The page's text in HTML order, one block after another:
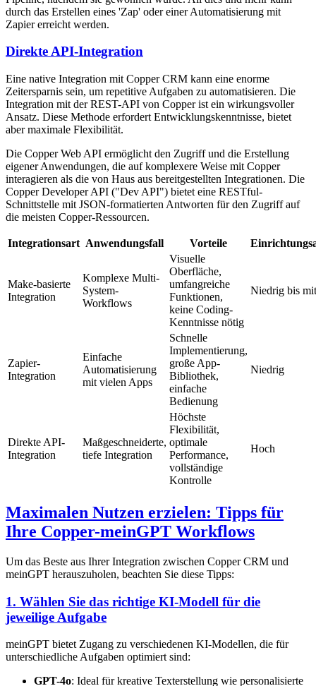
durch das Erstellen eines 'Zap' oder einer Automatisierung mit
Zapier erreicht werden.
Direkte API-Integration
Eine native Integration mit Copper CRM kann eine enorme
Zeitersparnis sein, um repetitive Aufgaben zu automatisieren. Die
Integration mit der REST-API von Copper ist ein wirkungsvoller
Ansatz. Diese Methode erfordert Entwicklungskenntnisse, bietet
aber maximale Flexibilität.
Die Copper Web API ermöglicht den Zugriff und die Erstellung
eigener Anwendungen, die auf komplexere Weise mit Copper
interagieren als die von Haus aus bereitgestellten Integrationen. Die
Copper Developer API ("Dev API") bietet eine RESTful-
Schnittstelle mit JSON-formatierten Antworten für den Zugriff auf
die meisten Copper-Ressourcen.
Integrationsart Anwendungsfall Vorteile
Make-basierte
Integration
Komplexe Multi-
System-
Workflows
Visuelle
Oberfläche,
umfangreiche
Funktionen,
keine Coding-
Kenntnisse nötig
Niedrig bis
Zapier-
Integration
Einfache
Automatisierung
mit vielen Apps
Schnelle
Implementierung,
große App-
Bibliothek,
einfache
Bedienung
Niedrig
Direkte API-
Integration
Maßgeschneiderte,
tiefe Integration
Höchste
Flexibilität,
optimale
Performance,
vollständige
Kontrolle
Hoch
Maximalen Nutzen erzielen: Tipps für
Ihre Copper-meinGPT Workflows
Um das Beste aus Ihrer Integration zwischen Copper CRM und
meinGPT herauszuholen, beachten Sie diese Tipps:
1. Wählen Sie das richtige KI-Modell für die
jeweilige Aufgabe
meinGPT bietet Zugang zu verschiedenen KI-Modellen, die für
unterschiedliche Aufgaben optimiert sind:
GPT-4o: Ideal für kreative Texterstellung wie personalisierte